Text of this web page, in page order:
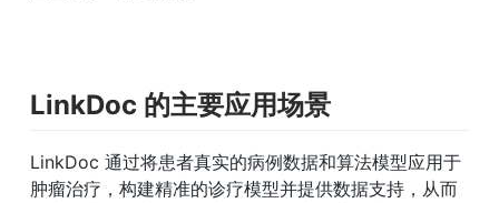
LinkDoc 的主要应用场景
LinkDoc 通过将患者真实的病例数据和算法模型应用于
肿瘤治疗，构建精准的诊疗模型并提供数据支持，从而